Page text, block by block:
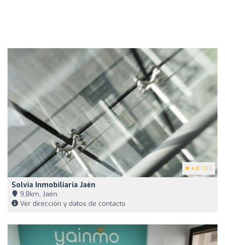
4.8 (191)
Solvia Inmobiliaria Jaén
9,8km, Jaén
Ver dirección y datos de contacto